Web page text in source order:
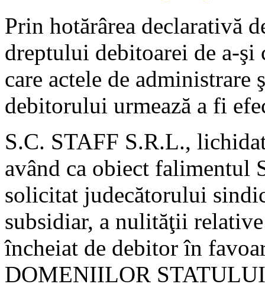
Prin hotărârea declarativă
dreptului debitoarei de a-şi
care actele de
debitorului urmează a fi
S.C. STAFF S.R.L.,
având ca obiect falimentul
solicitat judecătorului
subsidiar, a nulităţii
încheiat de debitor în
DOMENIILOR